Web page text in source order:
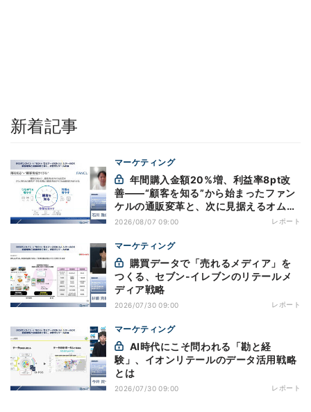
新着記事
マーケティング
善——“顧客を知る”から始まったファン
ケルの通販変革と、次に見据えるオムニ
チャネル
2026/08/07 09:00 レポート
マーケティング
つくる、セブン-イレブンのリテールメ
ディア戦略
2026/07/30 09:00 レポート
マーケティング
験」、イオンリテールのデータ活用戦略
とは
2026/07/30 09:00 レポート